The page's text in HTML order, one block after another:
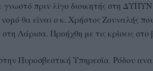
γνωστό πριν λίγο διοικητής στη
θα είναι ο κ. Χρήστος Ζουναλής
Λάρισα. Προήχθη με τις κρίσεις
στην Πυροσβεστική Υπηρεσία Ρόδου